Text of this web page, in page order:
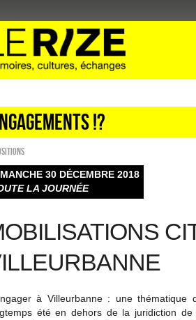
!?
30 DÉCEMBRE 2018
LA JOURNÉE
à Villeurbanne : une
été en dehors de la juridiction